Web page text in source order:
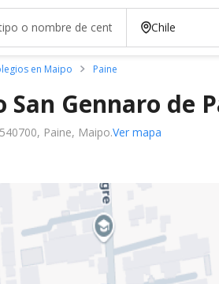
en Maipo Paine
San Gennaro de
Paine, Maipo.Ver mapa